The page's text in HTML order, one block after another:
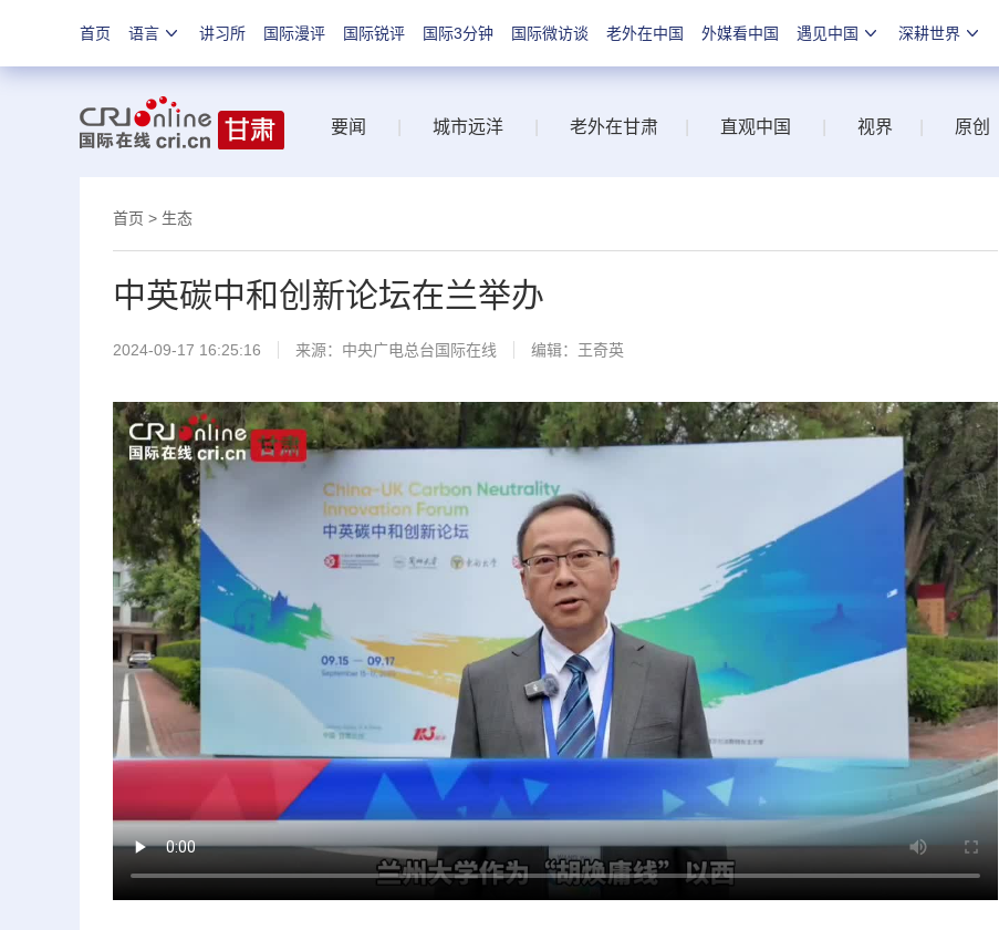
首页 语言 讲习所 国际漫评 国际锐评 国际3分钟 国际微访谈 老外在中国 外媒看中国 遇见中国 深耕世界
要闻 城市远洋 老外在甘肃 直观中国 视界 原创
首页 > 生态
中英碳中和创新论坛在兰举办
2024-09-17 16:25:16 来源：中央广电总台国际在线 编辑：王奇英